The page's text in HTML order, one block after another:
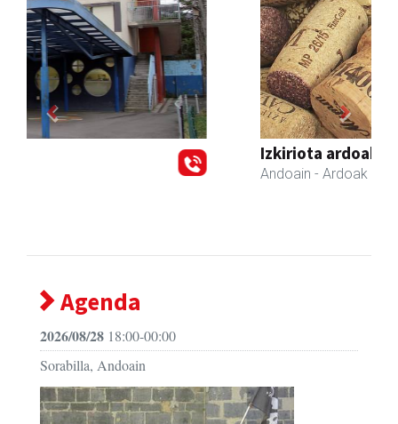
Previous Next
Agenda
2026/08/28 18:00-00:00
Sorabilla, Andoain